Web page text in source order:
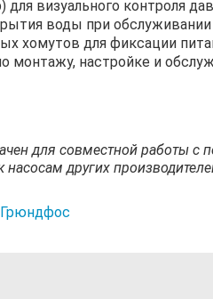
визуального контроля
воды при
хомутов для фиксации
монтажу, настройке и
для совместной работы с
других
Грюндфос